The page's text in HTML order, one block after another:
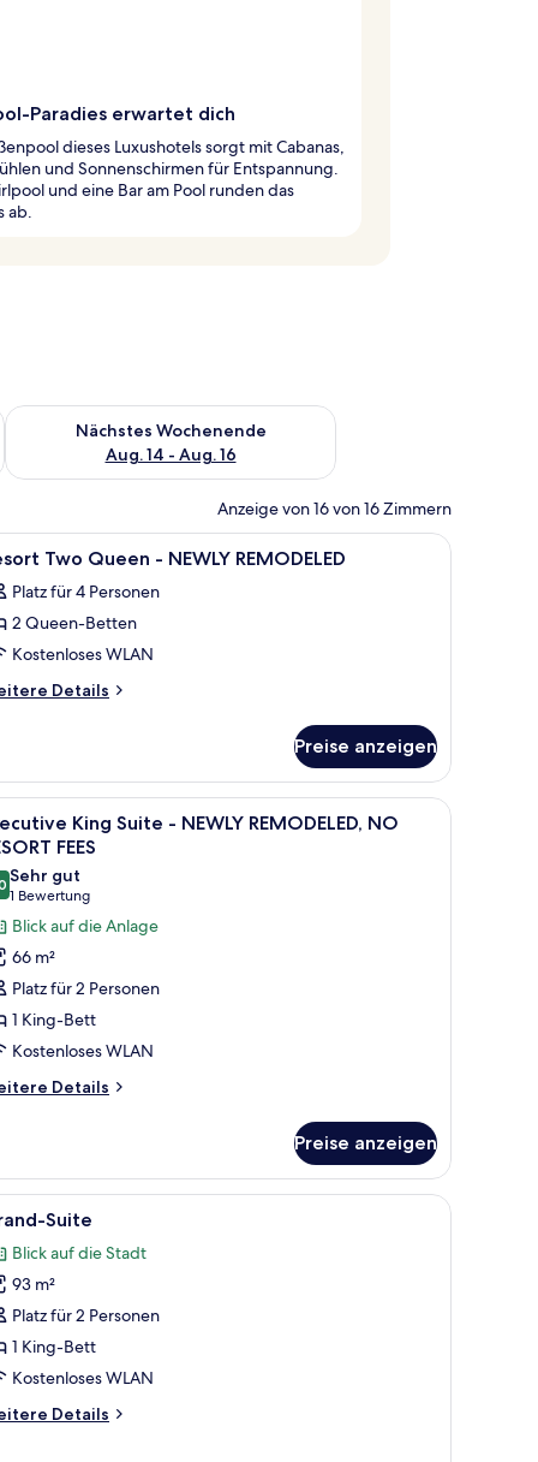
Paradies erwartet dich
dieses Luxushotels sorgt mit Cabanas,
und Sonnenschirmen für Entspannung.
und eine Bar am Pool runden das
ab.
Aug. 7 - Aug. 9.
Nächstes Wochenende
Aug. 14 - Aug. 16
Überprüfe die Verfügbarkeit für nächstes Wochenende, Aug.
Anzeige von 16 von 16 Zimmern
Minibar, Zimmersafe Hochwertige Bettwaren, Pillowtop-Betten,
8 Two Queen - NEWLY REMODELED
Platz für 4 Personen
2 Queen-Betten
Kostenloses WLAN
Details
Preise anzeigen
Nachttisch mit Lampe, einer kleinen Topfpflanze und einer Bedienkonsole.
Executive King Suite - NEWLY
7
King Suite - NEWLY REMODELED, NO
FEES
von 10
Sehr gut
1 Bewertung
(1
Bewertung)
Blick auf die Anlage
66 m²
Platz für 2 Personen
1 King-Bett
Kostenloses WLAN
Details
Preise anzeigen
und Schreibtisch. Ein modernes Hotelzimmer mit Fernseher,
10 Suite
Blick auf die Stadt
93 m²
Platz für 2 Personen
1 King-Bett
Kostenloses WLAN
Details